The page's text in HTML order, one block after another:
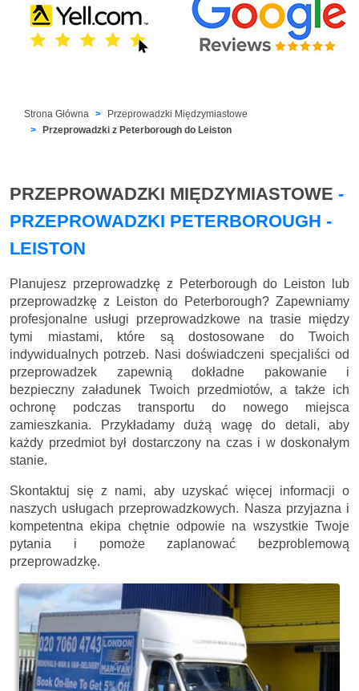
Strona Główna
Przeprowadzki Międzymiastowe
Przeprowadzki z Peterborough do Leiston
PRZEPROWADZKI MIĘDZYMIASTOWE -
PRZEPROWADZKI PETERBOROUGH -
LEISTON
Planujesz przeprowadzkę z Peterborough do Leiston lub
przeprowadzkę z Leiston do Peterborough? Zapewniamy
profesjonalne usługi przeprowadzkowe na trasie między
tymi miastami, które są dostosowane do Twoich
indywidualnych potrzeb. Nasi doświadczeni specjaliści od
przeprowadzek zapewnią dokładne pakowanie i
bezpieczny załadunek Twoich przedmiotów, a także ich
ochronę podczas transportu do nowego miejsca
zamieszkania. Przykładamy dużą wagę do detali, aby
każdy przedmiot był dostarczony na czas i w doskonałym
stanie.
Skontaktuj się z nami, aby uzyskać więcej informacji o
naszych usługach przeprowadzkowych. Nasza przyjazna i
kompetentna ekipa chętnie odpowie na wszystkie Twoje
pytania i pomoże zaplanować bezproblemową
przeprowadzkę.